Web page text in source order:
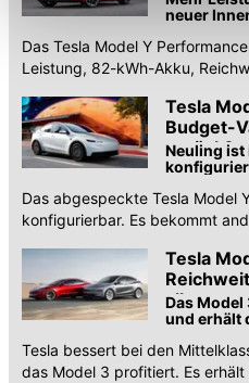
Einschränkung womöglich
können die Einstellungen
neuer
Das Tesla Model Y
Leistung, 82-kWh-Akku,
Tesla
Budget-
zurück?
Neuling ist
weniger
Das abgespeckte Tesla Model
konfigurierbar. Es bekommt
Tesla
alle
Das
und erhält
Tesla bessert bei den
das Model 3 profitiert. Es